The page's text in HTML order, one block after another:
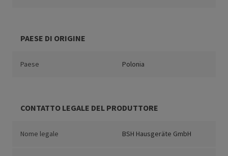
PAESE DI ORIGINE
Paese Polonia
CONTATTO LEGALE DEL PRODUTTORE
Nome legale BSH Hausgeräte GmbH